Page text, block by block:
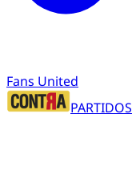
Fans United
PARTIDOS